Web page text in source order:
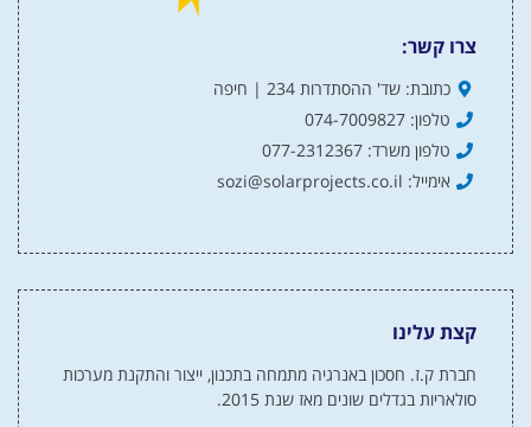
צרו קשר:
כתובת: שד' ההסתדרות 234 | חיפה
טלפון: 074-7009827
טלפון משרד: 077-2312367
אימייל: sozi@solarprojects.co.il
קצת עלינו
חברת ק.ז. חסכון באנרגיה מתמחה בתכנון, ייצור והתקנת מערכות
סולאריות בגדלים שונים מאז שנת 2015.